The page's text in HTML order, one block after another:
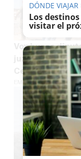
Vox busca
juzgar a
Ceuta
EMILIO CABRERA
DÓNDE
Los
visitar el